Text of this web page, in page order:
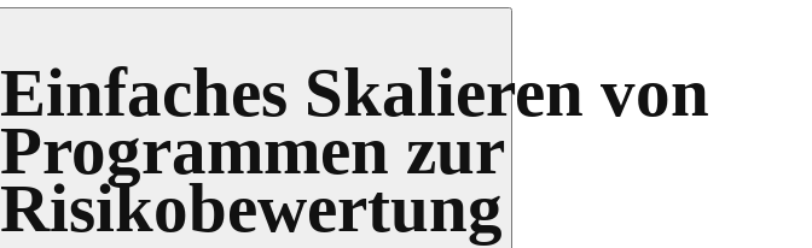
Einfaches Skalieren von
Programmen zur
Risikobewertung